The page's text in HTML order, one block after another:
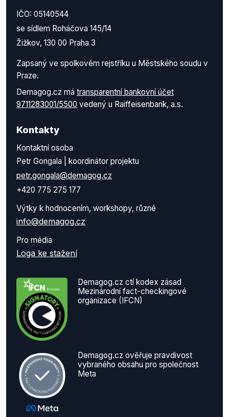
IČO: 05140544
se sídlem Roháčova 145/14
Žižkov, 130 00 Praha 3
Zapsaný ve spolkovém rejstříku u Městského soudu v
Praze.
Demagog.cz má transparentní bankovní účet
9711283001/5500 vedený u Raiffeisenbank, a.s.
Kontakty
Kontaktní osoba
Petr Gongala | koordinátor projektu
petr.gongala@demagog.cz
+420 775 275 177
Výtky k hodnocením, workshopy, různé
info@demagog.cz
Pro média
Loga ke stažení
Demagog.cz ctí kodex zásad
Mezinárodní fact-checkingové
organizace (IFCN)
Demagog.cz ověřuje pravdivost
vybraného obsahu pro společnost
Meta